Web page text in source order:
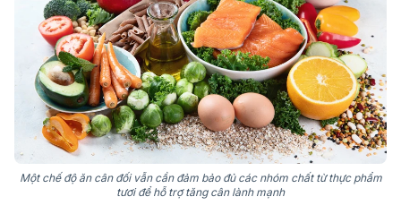
Một chế độ ăn cân đối vẫn cần đảm bảo đủ các nhóm chất từ thực phẩm
tươi để hỗ trợ tăng cân lành mạnh